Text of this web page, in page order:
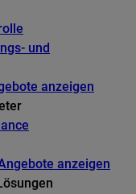
und
anzeigen
anzeigen